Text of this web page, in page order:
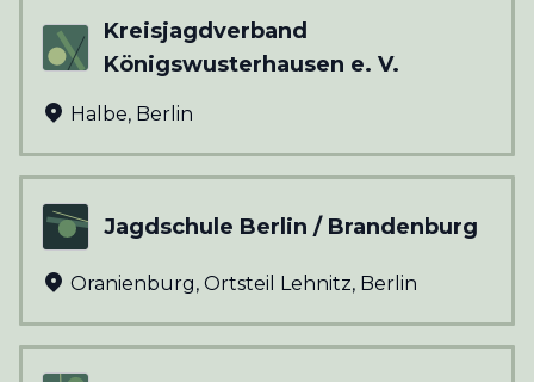
Kreisjagdverband
Königswusterhausen e. V.
Halbe, Berlin
Jagdschule Berlin / Brandenburg
Oranienburg, Ortsteil Lehnitz, Berlin